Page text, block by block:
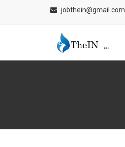
jobthein@gmail.com